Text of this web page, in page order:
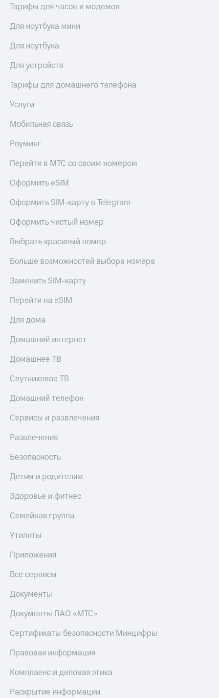
Тарифы для часов и модемов
Для ноутбука мини
Для ноутбука
Для устройств
Тарифы для домашнего телефона
Услуги
Мобильная связь
Роуминг
Перейти в МТС со своим номером
Оформить eSIM
Оформить SIM-карту в Telegram
Оформить чистый номер
Выбрать красивый номер
Больше возможностей выбора номера
Заменить SIM-карту
Перейти на eSIM
Для дома
Домашний интернет
Домашнее ТВ
Спутниковое ТВ
Домашний телефон
Сервисы и развлечения
Развлечения
Безопасность
Детям и родителям
Здоровье и фитнес
Семейная группа
Утилиты
Приложения
Все сервисы
Документы
Документы ПАО «МТС»
Сертификаты безопасности Минцифры
Правовая информация
Комплаенс и деловая этика
Раскрытие информации